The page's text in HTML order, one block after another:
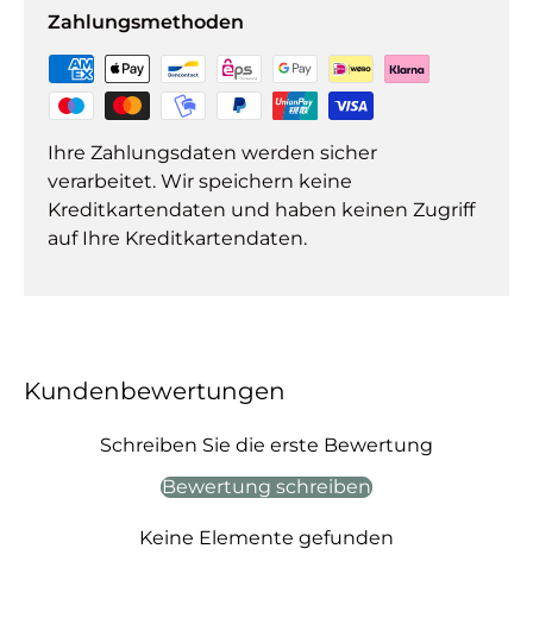
Zahlungsmethoden
Ihre Zahlungsdaten werden sicher
verarbeitet. Wir speichern keine
Kreditkartendaten und haben keinen Zugriff
auf Ihre Kreditkartendaten.
Kundenbewertungen
Schreiben Sie die erste Bewertung
Bewertung schreiben
Keine Elemente gefunden